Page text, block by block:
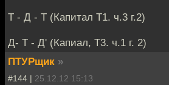
Т - Д - Т (Капитал Т1. ч.3 г.2)
Д- Т - Д' (Капиал, Т3. ч.1 г. 2)
ПТУРщик »
#144 | 25.12.12 15:13